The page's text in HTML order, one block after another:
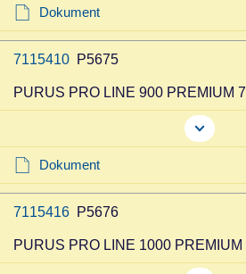
Dokument
7115410 P5675
PURUS PRO LINE 900 PREMIUM
Dokument
7115416 P5676
PURUS PRO LINE 1000 PREMIUM